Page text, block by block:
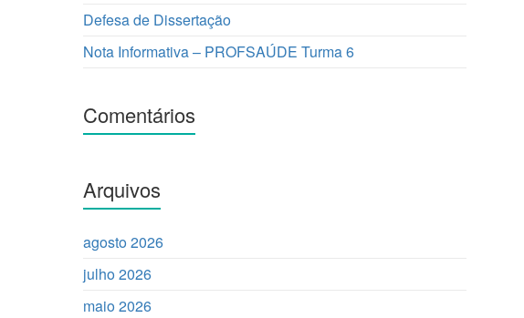
Defesa de Dissertação
Nota Informativa – PROFSAÚDE Turma 6
Comentários
Arquivos
agosto 2026
julho 2026
maio 2026